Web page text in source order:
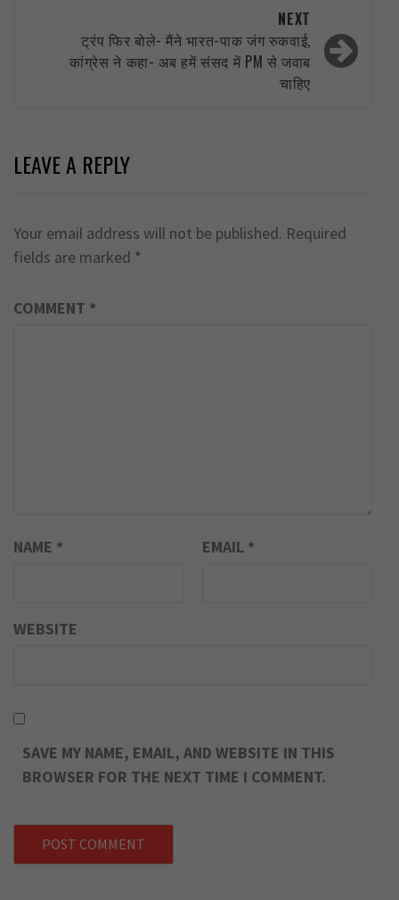
NEXT
ट्रंप फिर बोले- मैंने भारत-पाक जंग रुकवाई,
कांग्रेस ने कहा- अब हमें संसद में PM से जवाब
चाहिए
LEAVE A REPLY
Your email address will not be published. Required
fields are marked *
COMMENT *
NAME * EMAIL *
WEBSITE
SAVE MY NAME, EMAIL, AND WEBSITE IN THIS
BROWSER FOR THE NEXT TIME I COMMENT.